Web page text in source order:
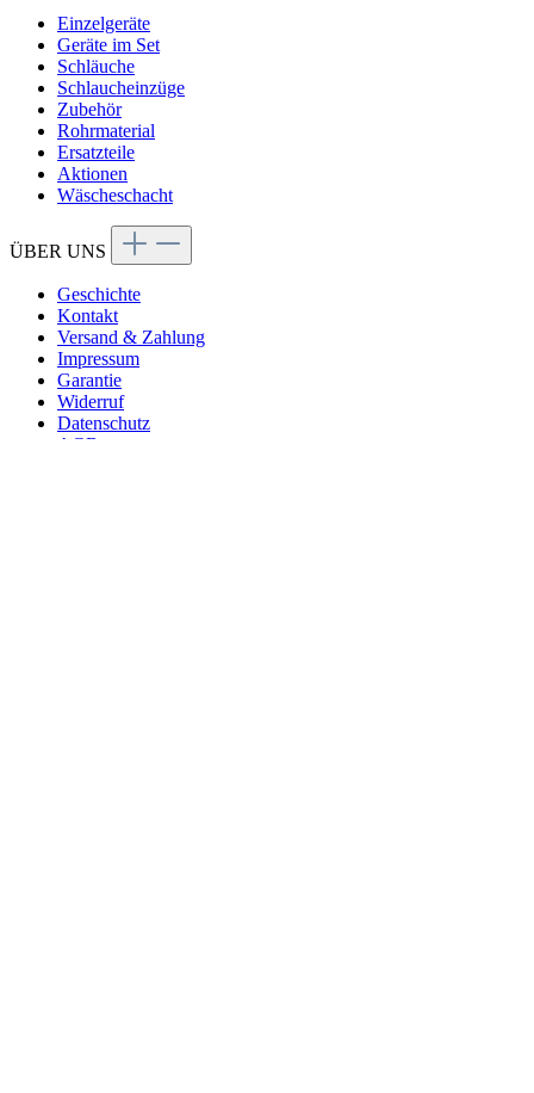
Einzelgeräte
Geräte im Set
Schläuche
Schlaucheinzüge
Zubehör
Rohrmaterial
Ersatzteile
Aktionen
Wäscheschacht
ÜBER UNS
Geschichte
Kontakt
Versand & Zahlung
Impressum
Garantie
Widerruf
Datenschutz
AGB